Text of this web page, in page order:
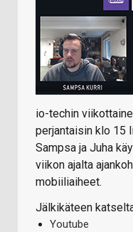
io-techin
perjantaisin klo 15
Sampsa ja Juha
viikon ajalta
mobiiliaiheet.
Jälkikäteen
Youtube